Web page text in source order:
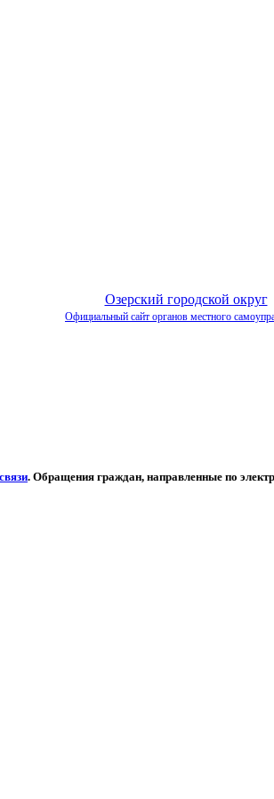
Озерский городской округ
Официальный сайт органов местного
. Обращения граждан, направленные по